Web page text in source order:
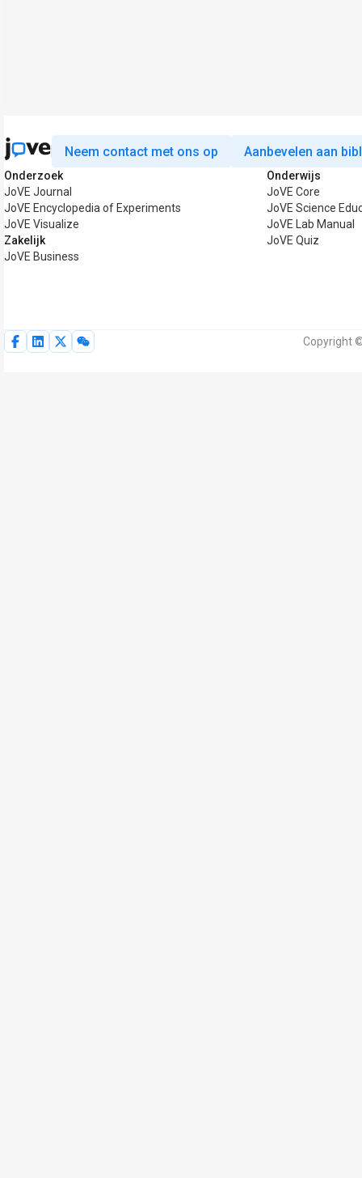
Neem contact met ons op Aanbevelen aan
Onderzoek
JoVE Journal
JoVE Encyclopedia of Experiments
JoVE Visualize
Zakelijk
JoVE Business
Onderwijs
JoVE Core
JoVE Science
JoVE Lab Manual
JoVE Quiz
Copyright